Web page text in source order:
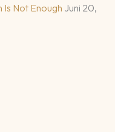
Is Not Enough Juni 20,